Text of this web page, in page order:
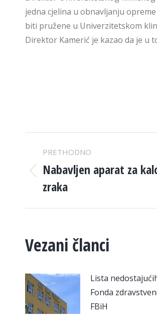
jedna cjelina u obnavljanju
biti pružene u Univerzitetskom
Direktor Kamerić je kazao da je u
POST
NAVIGATION
PRETHODNO
Previous
post:
Nabavljen aparat za
zraka
Vezani članci
Lista
Fonda
FBiH